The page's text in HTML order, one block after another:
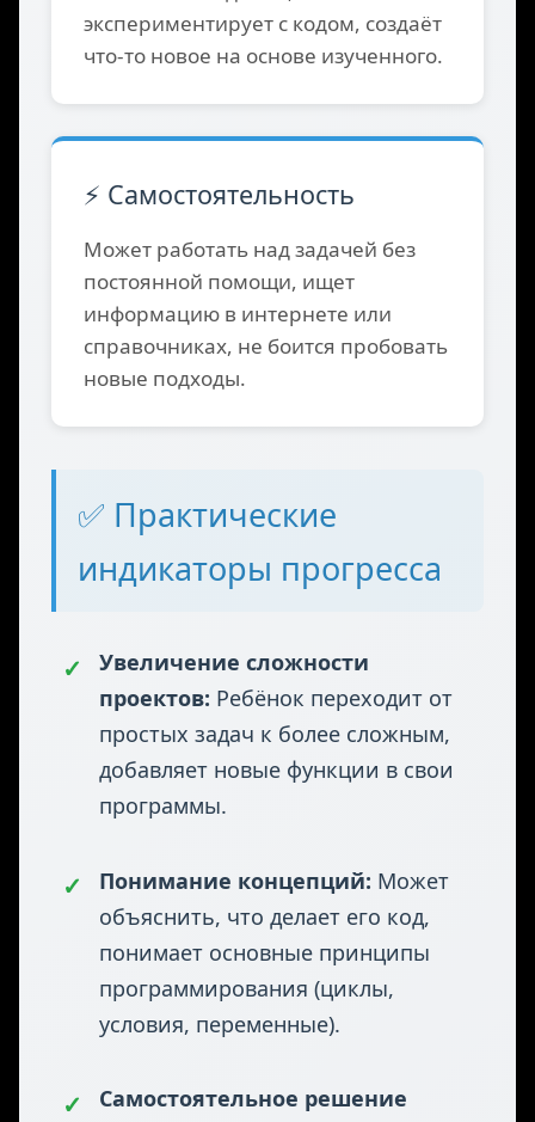
🎨 Креативность
экспериментирует с кодом, создаёт
⚡ Самостоятельность
справочниках, не боится пробовать
новые подходы.
✅ Практические
индикаторы прогресса
Увеличение сложности
простых задач к более сложным,
добавляет новые функции в свои
программы.
Понимание концепций:
понимает основные принципы